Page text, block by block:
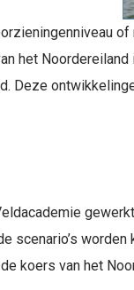
het Noordereiland
Deze
scenario’s
koers van het